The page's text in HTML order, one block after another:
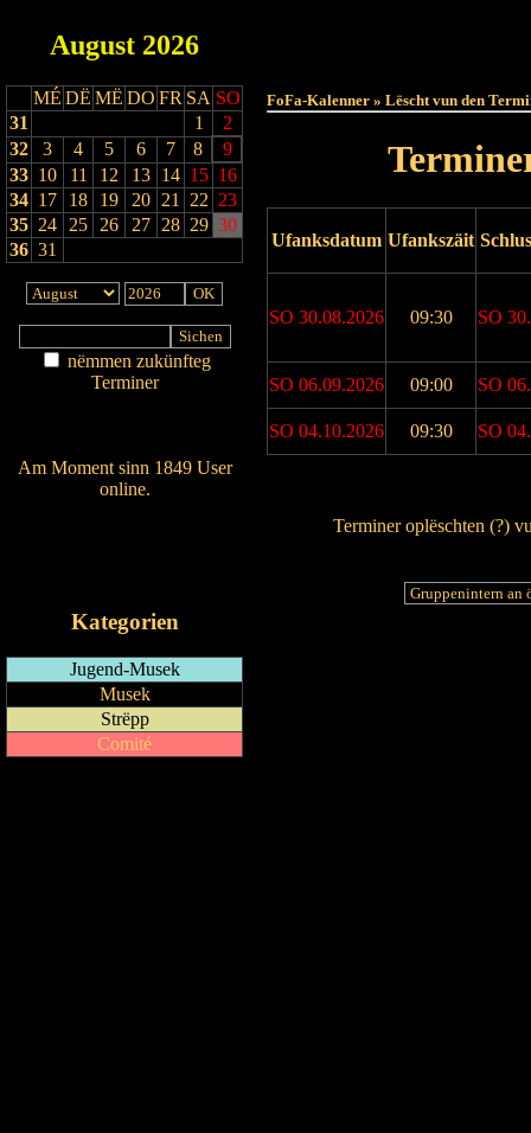
August 2026
MÉ DË MË DO FR SA SO
31
1
2
32
3 4 5 6 7 8
9
33 10 11 12 13 14 15 16
34 17 18 19 20 21 22 23
35 24 25 26 27 28 29 30
36 31
nëmmen zukünfteg
Terminer
Am Moment sinn 1849 User
online.
Kategorien
Jugend-Musek
Musek
Strëpp
Comité
FoFa-Kalenner » Lëscht vun den
Ufanksdatum Ufankszäit
SO 30.08.2026 09:30 SO
SO 06.09.2026 09:00 SO
SO 04.10.2026 09:30 SO
Terminer oplëschten (?)